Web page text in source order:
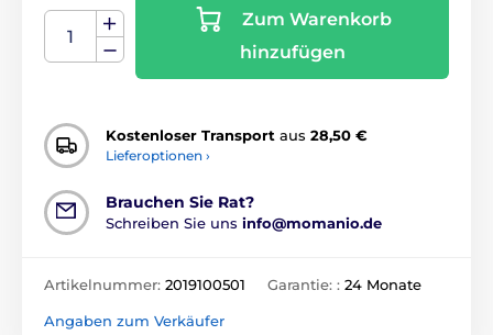
Zum Warenkorb
hinzufügen
Kostenloser Transport aus 28,50 €
Lieferoptionen ›
Brauchen Sie Rat?
Schreiben Sie uns info@momanio.de
Artikelnummer: 2019100501 Garantie: : 24 Monate
Angaben zum Verkäufer